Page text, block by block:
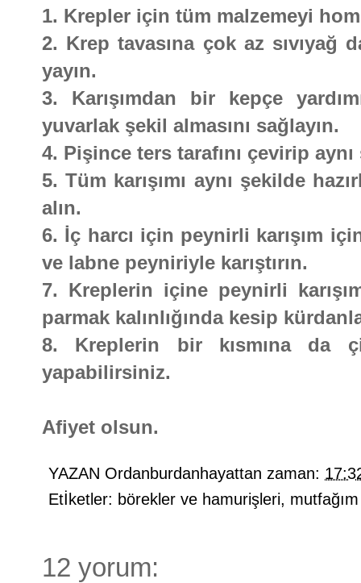
1. Krepler için tüm malzemeyi
2. Krep tavasına çok az sıvıyağ
yayın.
3. Karışımdan bir kepçe
yuvarlak şekil almasını sağlayın.
4. Pişince ters tarafını çevirip
5. Tüm karışımı aynı şekilde
alın.
6. İç harcı için peynirli karışım
ve labne peyniriyle karıştırın.
7. Kreplerin içine peynirli
parmak kalınlığında kesip
8. Kreplerin bir kısmına da
yapabilirsiniz.
Afiyet olsun.
YAZAN Ordanburdanhayattan zaman:
Etİketler: börekler ve hamurişleri, mutfağım
12 yorum: